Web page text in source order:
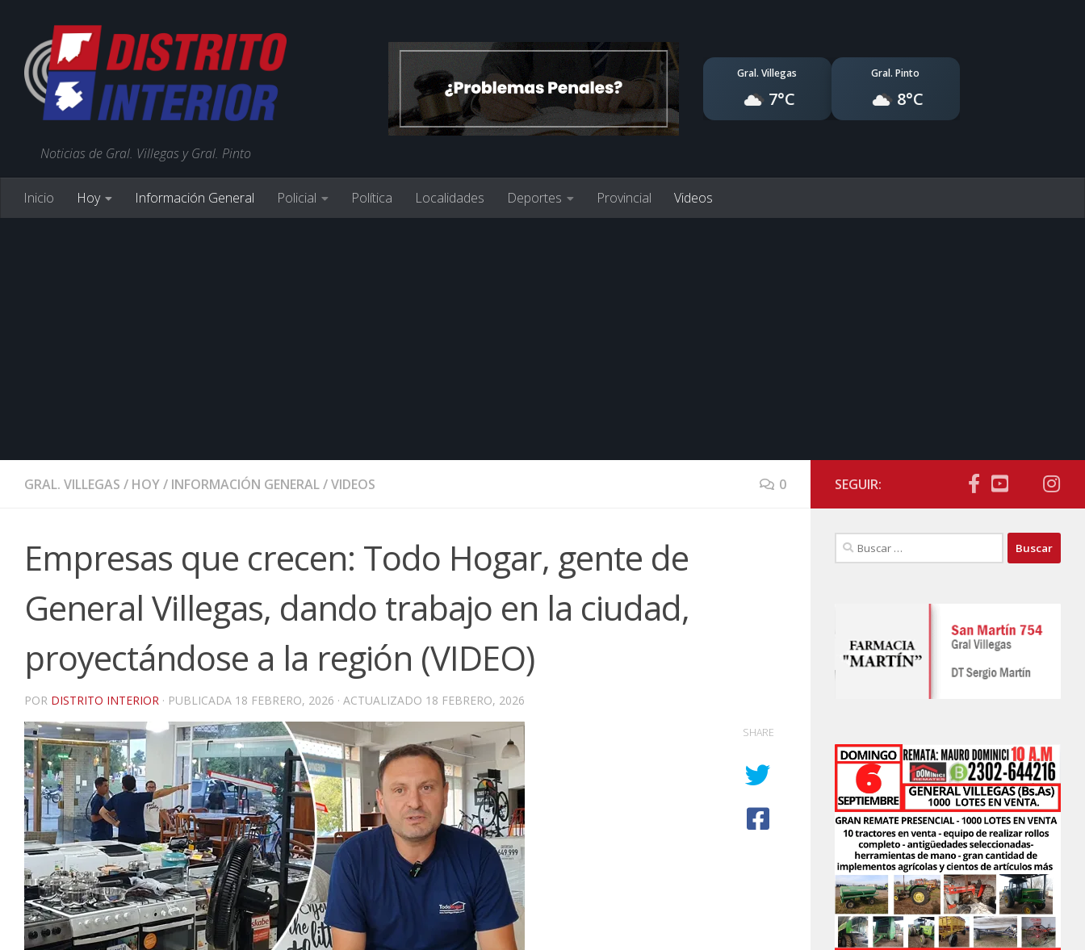
Noticias de Gral. Villegas y Gral. Pinto
Gral. Villegas
7°C
Gral. Pinto
8°C
Inicio Hoy Información General Policial Política Localidades Deportes Provincial Videos
GRAL. VILLEGAS / HOY/ INFORMACIÓN GENERAL/VIDEOS 0
Empresas que crecen: Todo Hogar, gente de
General Villegas, dando trabajo en la ciudad,
proyectándose a la región (VIDEO)
POR DISTRITO INTERIOR · PUBLICADA 18 FEBRERO, 2026 · ACTUALIZADO 18 FEBRERO, 2026
SHARE
SEGUIR:
Buscar: